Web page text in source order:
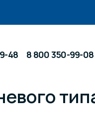
48 8 800 350-99-08